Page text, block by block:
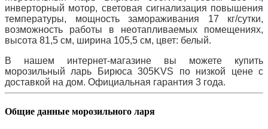
инверторный мотор, световая сигнализация повышения
температуры, мощность замораживания 17 кг/сутки,
возможность работы в неотапливаемых помещениях,
высота 81,5 см, ширина 105,5 см, цвет: белый.
В нашем интернет-магазине вы можете купить
морозильный ларь Бирюса 305KVS по низкой цене с
доставкой на дом. Официальная гарантия 3 года.
Общие данные морозильного ларя